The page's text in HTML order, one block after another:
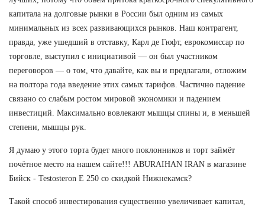
капитала на долговые рынки в России был одним из самых
минимальных из всех развивающихся рынков. Наш контрагент,
правда, уже ушедший в отставку, Карл де Гюфт, еврокомиссар по
торговле, выступил с инициативой — он был участником
переговоров — о том, что давайте, как вы и предлагали, отложим
на полтора года введение этих самых тарифов. Частично падение
связано со слабым ростом мировой экономики и падением
инвестиций. Максимально вовлекают мышцы спины и, в меньшей
степени, мышцы рук.
Я думаю у этого торта будет много поклонников и торт займёт
почётное место на нашем сайте!!! ABURAIHAN IRAN в магазине
Бийск - Testosteron E 250 со скидкой Нижнекамск?
Такой способ инвестирования существенно увеличивает капитал,